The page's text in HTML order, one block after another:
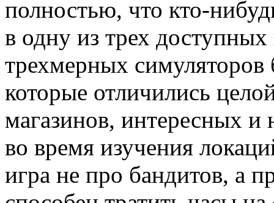
полностью, что кто-
в одну из трех
трехмерных
которые отличились
магазинов, интересных и
во время изучения
игра не про бандитов, а